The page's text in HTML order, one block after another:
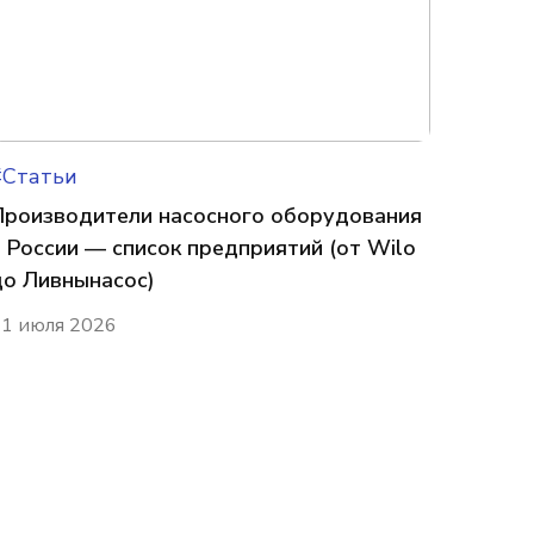
насосного оборудования
России — список предприятий (от Wilo
Ливнынасос)
июля 2026